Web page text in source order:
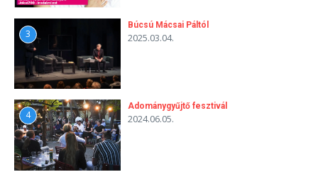
3
Búcsú Mácsai Páltól
2025.03.04.
4
Adománygyűjtő fesztivál
2024.06.05.